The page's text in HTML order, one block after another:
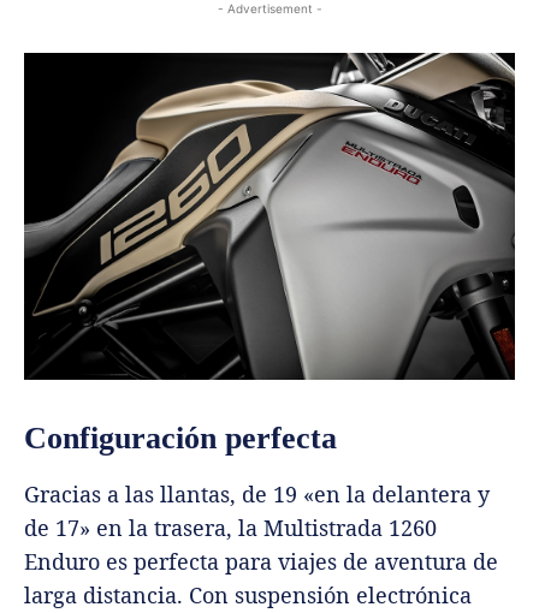
- Advertisement -
Configuración perfecta
Gracias a las llantas, de 19 «en la delantera y
de 17» en la trasera, la Multistrada 1260
Enduro es perfecta para viajes de aventura de
larga distancia. Con suspensión electrónica